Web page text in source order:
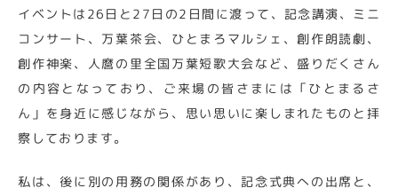
イベントは26日と27日の2日間に渡って、記念講演、ミニ
コンサート、万葉茶会、ひとまろマルシェ、創作朗読劇、
創作神楽、人麿の里全国万葉短歌大会など、盛りだくさん
の内容となっており、ご来場の皆さまには「ひとまるさ
ん」を身近に感じながら、思い思いに楽しまれたものと拝
察しております。
私は、後に別の用務の関係があり、記念式典への出席と、